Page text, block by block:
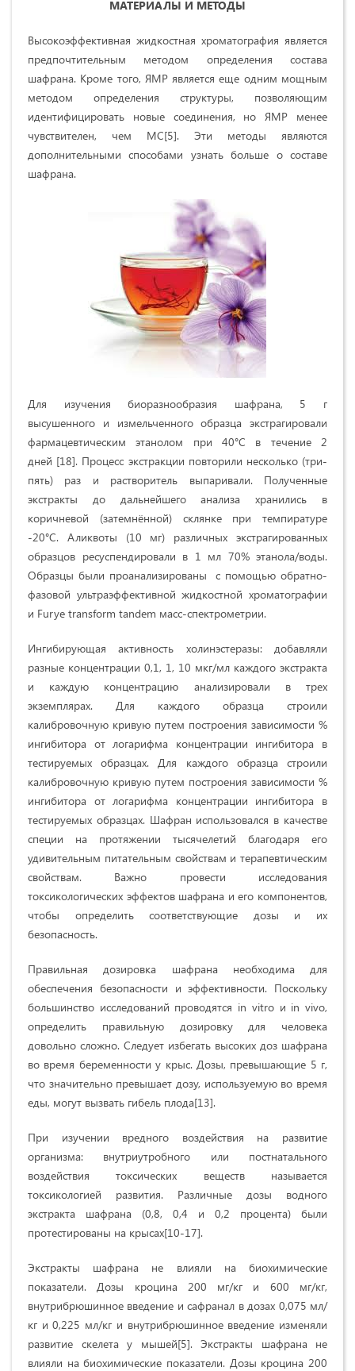
МАТЕРИАЛЫ И МЕТОДЫ
Высокоэффективная жидкостная хроматография является
предпочтительным методом определения состава
шафрана. Кроме того, ЯМР является еще одним мощным
методом определения структуры, позволяющим
идентифицировать новые соединения, но ЯМР менее
чувствителен, чем МС[5]. Эти методы являются
дополнительными способами узнать больше о составе
шафрана.
Для изучения биоразнообразия шафрана, 5 г
высушенного и измельченного образца экстрагировали
фармацевтическим этанолом при 40°С в течение 2
дней [18]. Процесс экстракции повторили несколько (три-
пять) раз и растворитель выпаривали. Полученные
экстракты до дальнейшего анализа хранились в
коричневой (затемнённой) склянке при темпиратуре
-20°С. Аликвоты (10 мг) различных экстрагированных
образцов ресуспендировали в 1 мл 70% этанола/воды.
Образцы были проанализированы с помощью обратно-
фазовой ультраэффективной жидкостной хроматографии
и Furye transform tandem масс-спектрометрии.
Ингибирующая активность холинэстеразы: добавляли
разные концентрации 0,1, 1, 10 мкг/мл каждого экстракта
и каждую концентрацию анализировали в трех
экземплярах. Для каждого образца строили
калибровочную кривую путем построения зависимости %
ингибитора от логарифма концентрации ингибитора в
тестируемых образцах. Для каждого образца строили
калибровочную кривую путем построения зависимости %
ингибитора от логарифма концентрации ингибитора в
тестируемых образцах. Шафран использовался в качестве
специи на протяжении тысячелетий благодаря его
удивительным питательным свойствам и терапевтическим
свойствам. Важно провести исследования
токсикологических эффектов шафрана и его компонентов,
чтобы определить соответствующие дозы и их
безопасность.
Правильная дозировка шафрана необходима для
обеспечения безопасности и эффективности. Поскольку
большинство исследований проводятся in vitro и in vivo,
определить правильную дозировку для человека
довольно сложно. Следует избегать высоких доз шафрана
во время беременности у крыс. Дозы, превышающие 5 г,
что значительно превышает дозу, используемую во время
еды, могут вызвать гибель плода[13].
При изучении вредного воздействия на развитие
организма: внутриутробного или постнатального
воздействия токсических веществ называется
токсикологией развития. Различные дозы водного
экстракта шафрана (0,8, 0,4 и 0,2 процента) были
протестированы на крысах[10-17].
Экстракты шафрана не влияли на биохимические
показатели. Дозы кроцина 200 мг/кг и 600 мг/кг,
внутрибрюшинное введение и сафранал в дозах 0,075 мл/
кг и 0,225 мл/кг и внутрибрюшинное введение изменяли
развитие скелета у мышей[5]. Экстракты шафрана не
влияли на биохимические показатели. Дозы кроцина 200